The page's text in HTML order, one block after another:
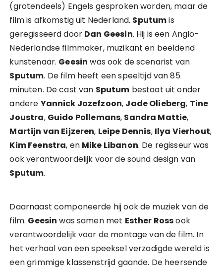
(grotendeels) Engels gesproken worden, maar de
film is afkomstig uit Nederland. Sputumis
geregisseerd door Dan Geesin. Hij is een Anglo-
Nederlandse filmmaker, muzikant en beeldend
kunstenaar. Geesin was ook de scenarist van
Sputum. De film heeft een speeltijd van 85
minuten. De cast van Sputum bestaat uit onder
andere Yannick Jozefzoon, Jade Olieberg, Tine
Joustra, Guido Pollemans, Sandra Mattie,
Martijn van Eijzeren, Leipe Dennis, Ilya Vierhout,
Kim Feenstra, en Mike Libanon. De regisseur was
ook verantwoordelijk voor de sound design van
Sputum.
Daarnaast componeerde hij ook de muziek van de
film. Geesin was samen met Esther Rossook
verantwoordelijk voor de montage van de film. In
het verhaal van een speeksel verzadigde wereld is
een grimmige klassenstrijd gaande. De heersende